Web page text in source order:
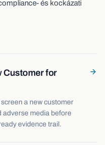
és kockázati
Customer for
a new customer
adverse media before
evidence trail.